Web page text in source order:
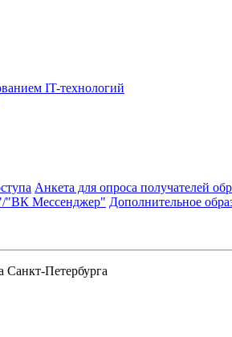
IT-технологий
Анкета для опроса получателей
Мессенджер" Дополнительное
Петербурга